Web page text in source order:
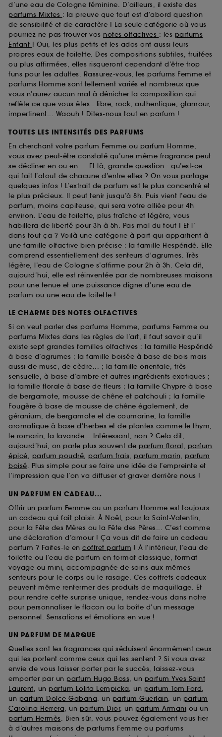
d’une eau de Cologne féminine. D’ailleurs, il existe des
parfums Mixtes : la preuve que tout est d’abord question
de sensibilité et de caractère ! La seule catégorie où vous
pourriez ne pas trouver vos notes olfactives : les parfums
Enfant ! Oui, les plus petits et les ados ont aussi leurs
propres eaux de toilette. Des compositions subtiles, fruitées
ou plus affirmées, elles risqueront cependant d’être trop
funs pour les adultes. Rassurez-vous, les parfums Femme et
parfums Homme sont tellement variés et nombreux que
vous n’aurez aucun mal à dénicher la composition qui
reflète ce que vous êtes : libre, rock, authentique, glamour,
impertinent... Waouh ! Dites-nous tout en parfum !
TOUTES LES INTENSITÉS DES PARFUMS
En cherchant votre parfum Femme ou parfum Homme,
vous avez peut-être constaté qu’une même fragrance peut
se décliner en ou en ... Et là, grande question : qu’est-ce
qui fait l’atout de chacune d’entre elles ? On vous partage
quelques infos ! L’extrait de parfum est le plus concentré et
le plus précieux. Il peut tenir jusqu’à 8h. Puis vient l’eau de
parfum, moins capiteuse, qui sera votre alliée pour 4h
environ. L’eau de toilette, plus fraîche et légère, vous
habillera de liberté pour 3h à 5h. Pas mal du tout ! Et l’
dans tout ça ? Voilà une catégorie à part qui appartient à
une famille olfactive bien précise : la famille Hespéridé. Elle
comprend essentiellement des senteurs d'agrumes. Très
légère, l’eau de Cologne s’affirme pour 2h à 3h. Cela dit,
aujourd’hui, elle est réinventée par de nombreuses maisons
pour une tenue et une puissance digne d’une eau de
parfum ou une eau de toilette !
LE CHARME DES NOTES OLFACTIVES
Si on veut parler des parfums Homme, parfums Femme ou
parfums Mixtes dans les règles de l’art, il faut savoir qu’il
existe sept grandes familles olfactives : la famille Hespéridé
à base d’agrumes ; la famille boisée à base de bois mais
aussi de musc, de cèdre... ; la famille orientale, très
sensuelle, à base d’ambre et autres ingrédients exotiques ;
la famille florale à base de fleurs ; la famille Chypre à base
de bergamote, mousse de chêne et patchouli ; la famille
Fougère à base de mousse de chêne également, de
géranium, de bergamote et de coumarine, la famille
aromatique à base d’herbes et de plantes comme le thym,
le romarin, la lavande... Intéressant, non ? Cela dit,
aujourd’hui, on parle plus souvent de parfum floral, parfum
épicé, parfum poudré, parfum frais, parfum marin, parfum
boisé. Plus simple pour se faire une idée de l’empreinte et
l’impression que l’on va diffuser et graver derrière nous !
UN PARFUM EN CADEAU...
Offrir un parfum Femme ou un parfum Homme est toujours
un cadeau qui fait plaisir. À Noël, pour la Saint-Valentin,
pour la Fête des Mères ou la Fête des Pères... C’est comme
une déclaration d’amour ! Ça vous dit de faire un cadeau
parfum ? Faites-le en coffret parfum ! À l’intérieur, l’eau de
toilette ou l’eau de parfum en format classique, format
voyage ou mini, accompagnée de soins aux mêmes
senteurs pour le corps ou le rasage. Ces coffrets cadeaux
peuvent même renfermer des produits de maquillage. Et
pour rendre cette surprise unique, rendez-vous dans notre
pour personnaliser le flacon ou la boîte d’un message
personnel. Sensations et émotions en vue !
UN PARFUM DE MARQUE
Quelles sont les fragrances qui séduisent énormément ceux
qui les portent comme ceux qui les sentent ? Si vous avez
envie de vous laisser porter par le succès, laissez-vous
emporter par un parfum Hugo Boss, un parfum Yves Saint
Laurent, un parfum Lolita Lempicka, un parfum Tom Ford,
un parfum Dolce Gabana, un parfum Guerlain, un parfum
Carolina Herrera, un parfum Dior, un parfum Armani ou un
parfum Hermès. Bien sûr, vous pouvez également vous fier
à d’autres maisons de parfums Femme ou parfums